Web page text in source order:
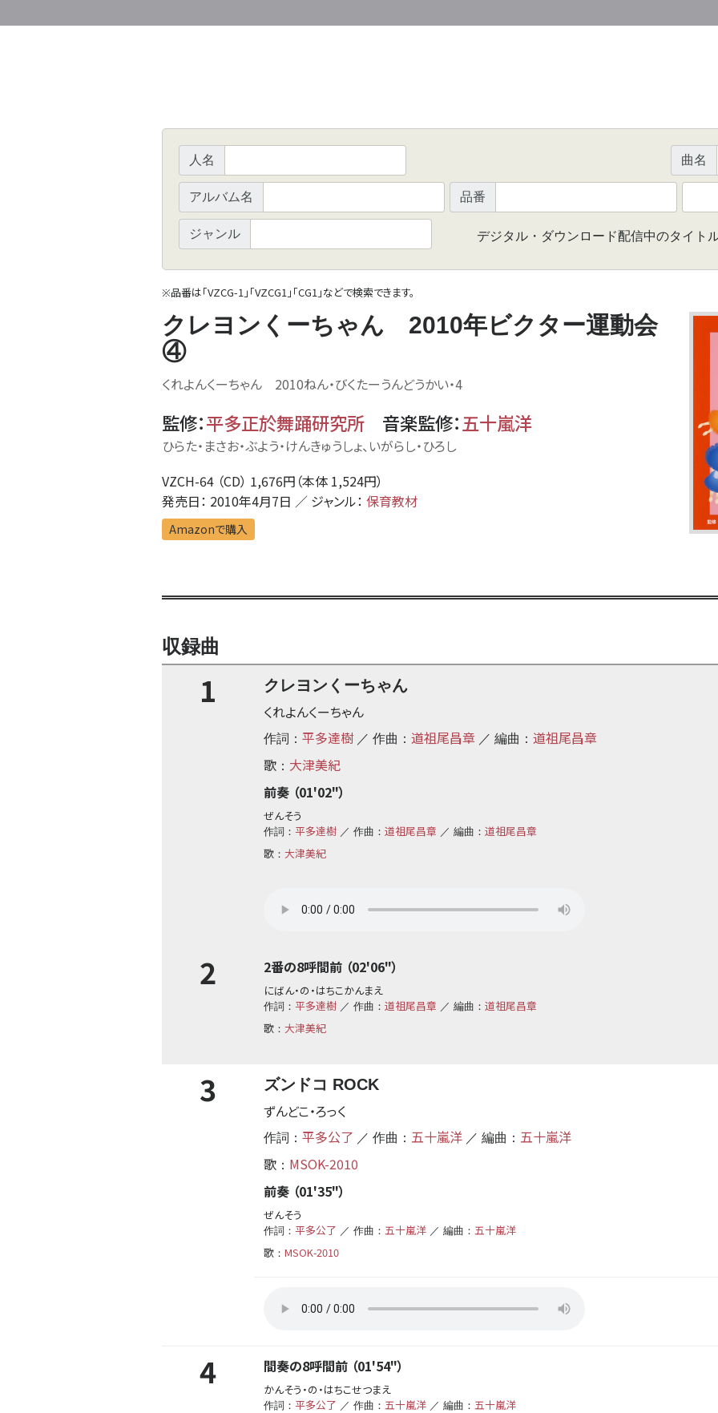
人名 曲名
アルバム名 品番
ジャンル デジタル・ダウンロード配信中のタイト
※品番は「VZCG-1」「VZCG1」「CG1」などで検索できます。
クレヨンくーちゃん 2010年ビクター運動会
④
くれよんくーちゃん 2010ねん・びくたーうんどうかい・4
監修：平多正於舞踊研究所 音楽監修： 五十嵐洋
ひらた・まさお・ぶよう・けんきゅうしょ、いがらし・ひろし
VZCH-64 （CD） 1,676円（本体 1,524円）
発売日： 2010年4月7日 ／ ジャンル： 保育教材
Amazonで購入
収録曲
1 クレヨンくーちゃん
くれよんくーちゃん
作詞： 平多達樹 ／ 作曲： 道祖尾昌章 ／ 編曲： 道祖尾昌章
歌 ： 大津美紀
前奏 （01'02"）
ぜんそう
作詞： 平多達樹 ／ 作曲： 道祖尾昌章 ／ 編曲： 道祖尾昌章
歌 ： 大津美紀
2 2番の8呼間前 （02'06"）
にばん・の・はちこかんまえ
作詞： 平多達樹 ／ 作曲： 道祖尾昌章 ／ 編曲： 道祖尾昌章
歌 ： 大津美紀
3 ズンドコ ROCK
ずんどこ・ろっく
作詞： 平多公了 ／ 作曲： 五十嵐洋 ／ 編曲： 五十嵐洋
歌 ： MSOK-2010
前奏 （01'35"）
ぜんそう
作詞： 平多公了 ／ 作曲： 五十嵐洋 ／ 編曲： 五十嵐洋
歌 ： MSOK-2010
4 間奏の8呼間前 （01'54"）
かんそう・の・はちこせつまえ
作詞： 平多公了 ／ 作曲： 五十嵐洋 ／ 編曲： 五十嵐洋